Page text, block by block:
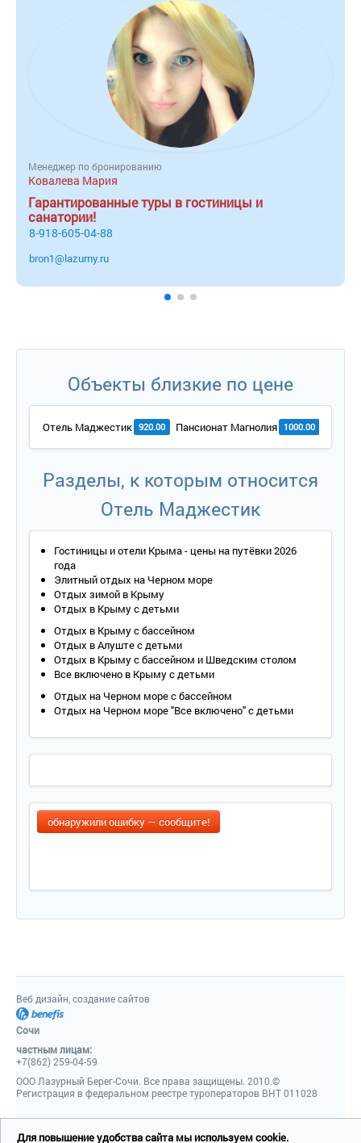
Менеджер по бронированию
Ковалева Мария
Гарантированные туры в гостиницы и
санатории!
8-918-605-04-88
bron1@lazurny.ru
Объекты близкие по цене
Отель Маджестик 920.00 Пансионат Магнолия 1000.00
Разделы, к которым относится
Отель Маджестик
Гостиницы и отели Крыма - цены на путёвки 2026
года
Элитный отдых на Черном море
Отдых зимой в Крыму
Отдых в Крыму с детьми
Отдых в Крыму с бассейном
Отдых в Алуште с детьми
Отдых в Крыму с бассейном и Шведским столом
Все включено в Крыму с детьми
Отдых на Черном море с бассейном
Отдых на Черном море "Все включено" с детьми
обнаружили ошибку — сообщите!
Веб дизайн, создание сайтов
Сочи
частным лицам:
+7(862) 259-04-59
ООО Лазурный Берег-Сочи. Все права защищены. 2010.©
Регистрация в федеральном реестре туроператоров ВНТ 011028
Для повышение удобства сайта мы используем cookie.